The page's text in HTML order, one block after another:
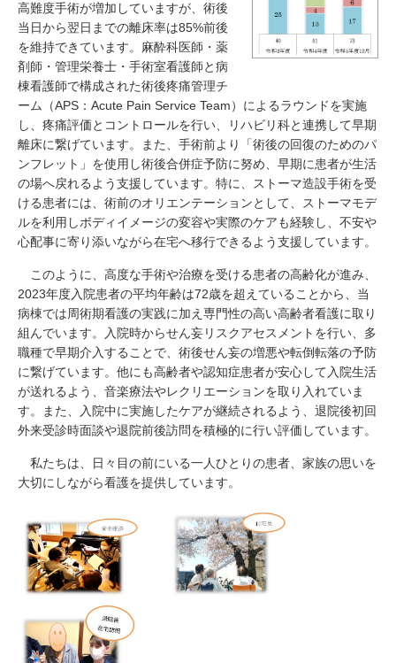
高難度手術が増加していますが、術後
当日から翌日までの離床率は85%前後
を維持できています。麻酔科医師・薬
剤師・管理栄養士・手術室看護師と病
棟看護師で構成された術後疼痛管理チ
ーム（APS：Acute Pain Service Team）によるラウンドを実施
し、疼痛評価とコントロールを行い、リハビリ科と連携して早期
離床に繋げています。また、手術前より「術後の回復のためのパ
ンフレット」を使用し術後合併症予防に努め、早期に患者が生活
の場へ戻れるよう支援しています。特に、ストーマ造設手術を受
ける患者には、術前のオリエンテーションとして、ストーマモデ
ルを利用しボディイメージの変容や実際のケアも経験し、不安や
心配事に寄り添いながら在宅へ移行できるよう支援しています。
このように、高度な手術や治療を受ける患者の高齢化が進み、
2023年度入院患者の平均年齢は72歳を超えていることから、当
病棟では周術期看護の実践に加え専門性の高い高齢者看護に取り
組んでいます。入院時からせん妄リスクアセスメントを行い、多
職種で早期介入することで、術後せん妄の増悪や転倒転落の予防
に繋げています。他にも高齢者や認知症患者が安心して入院生活
が送れるよう、音楽療法やレクリエーションを取り入れていま
す。また、入院中に実施したケアが継続されるよう、退院後初回
外来受診時面談や退院前後訪問を積極的に行い評価しています。
私たちは、日々目の前にいる一人ひとりの患者、家族の思いを
大切にしながら看護を提供しています。